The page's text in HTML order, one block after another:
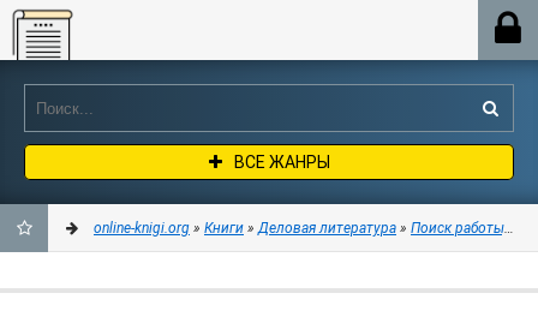
Online-knigi.org
ВСЕ ЖАНРЫ
online-knigi.org » Книги »Деловая литература » Поиск работы,